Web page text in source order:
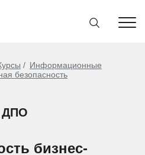
Информационные
безопасность
ДПО
бизнес-